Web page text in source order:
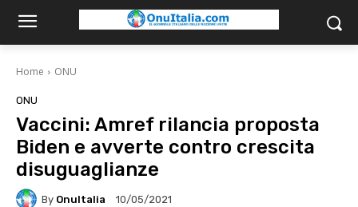
Home ONU
ONU
Vaccini: Amref rilancia proposta
Biden e avverte contro crescita
disuguaglianze
By OnuItalia 10/05/2021